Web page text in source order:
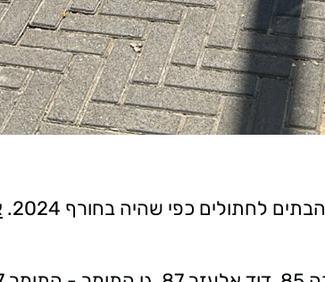
לחתולים כפי שהיה בחורף 2024.